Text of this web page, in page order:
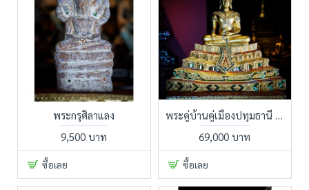
พระกรุศิลาแลง
9,500 บาท
ซื้อเลย
พระคู่บ้านคู่เมืองปทุมธานี พระพุทธนิฤมิตรัตนะชนะมาร พระพุทธรูปทรงเครื่อง วัดเจดีย์หอยหลวงพ่อทองกลึง อ.ลาดหลุมแก้ว จ.ปทุมธานี สร้างพิเศษมีเพียงองค์เดียว
69,000 บาท
ซื้อเลย